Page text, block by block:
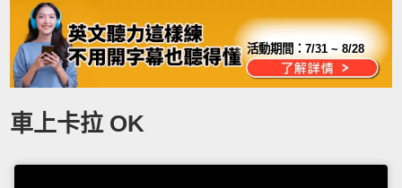
活動期間：7/31 ~ 8/28
車上卡拉 OK